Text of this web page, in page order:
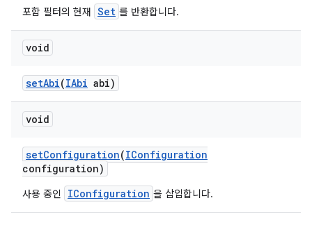
포함 필터의 현재 Set 를 반환합니다.
void
setAbi(IAbi abi)
void
setConfiguration(IConfiguration
configuration)
사용 중인 IConfiguration 을 삽입합니다.